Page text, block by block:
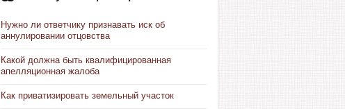
Нужно ли ответчику признавать иск об
аннулировании отцовства
Какой должна быть квалифицированная
апелляционная жалоба
Как приватизировать земельный участок